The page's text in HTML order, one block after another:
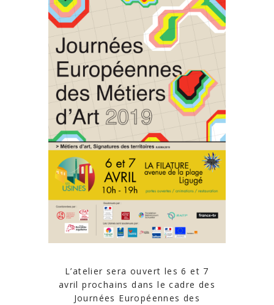
L’atelier sera ouvert les 6 et 7
avril prochains dans le cadre des
Journées Européennes des